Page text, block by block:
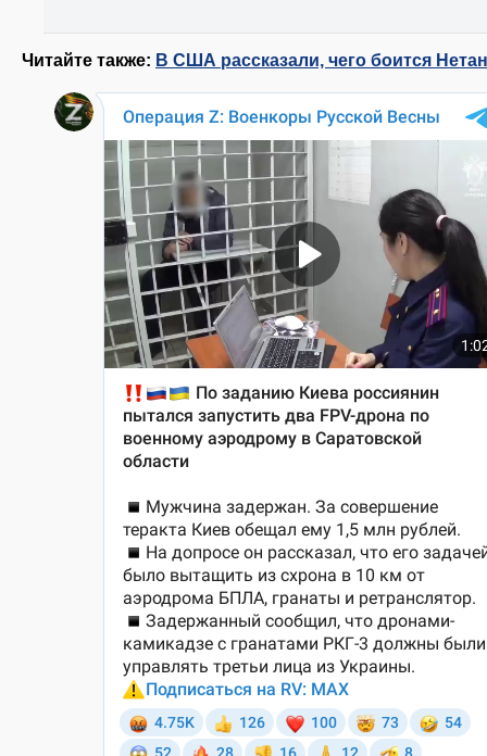
Читайте также: В США рассказали, чего боится